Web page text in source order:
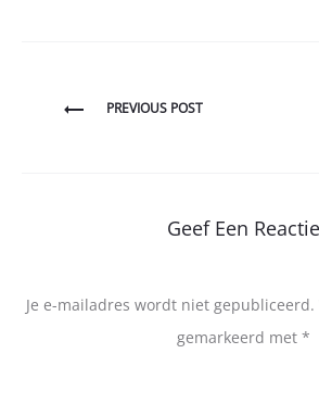
BerichtPREVIOUS POST
Geef Een Reactie
Je e-mailadres wordt niet gepubliceerd.
gemarkeerd met *